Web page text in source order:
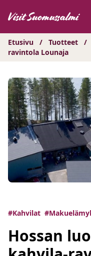
sisältöön
Etusivu / Tuotteet /
ravintola Lounaja
#Kahvilat
Hossan